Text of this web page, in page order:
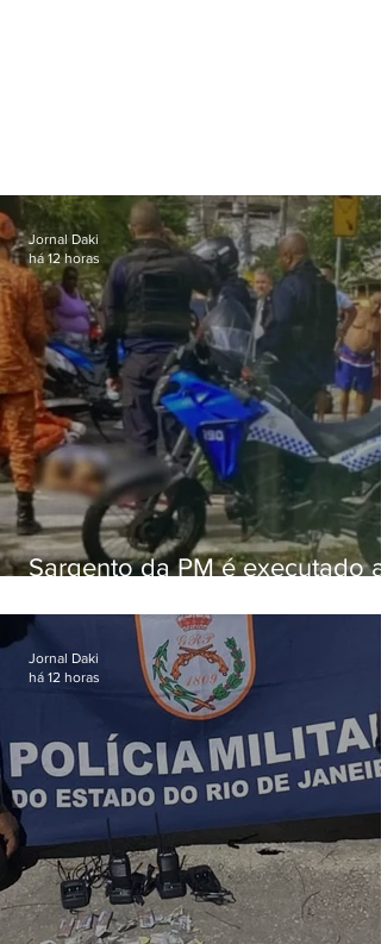
Sargento da PM é executado a
em Vaz Lobo
Jornal Daki
há 12 horas
Jornal Daki
há 12 horas